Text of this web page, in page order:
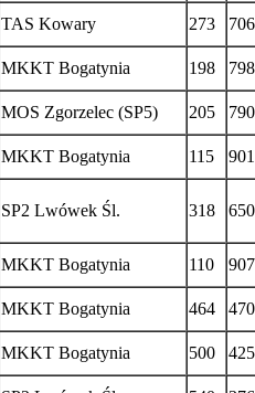
TAS Kowary 273
MKKT Bogatynia 198
MOS Zgorzelec (SP5) 205
MKKT Bogatynia 115
SP2 Lwówek Śl. 318
MKKT Bogatynia 110
MKKT Bogatynia 464
MKKT Bogatynia 500